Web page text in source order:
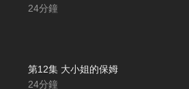
24分鐘
第12集 大小姐的保姆
24分鐘